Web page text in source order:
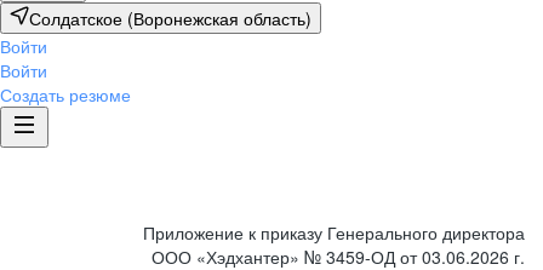
Солдатское (Воронежская область)
Войти
Войти
Создать резюме
Приложение к приказу Генерального директора
ООО «Хэдхантер» № 3459-ОД от 03.06.2026 г.